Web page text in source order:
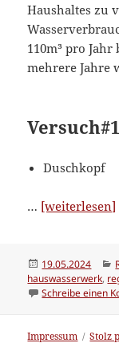
Haushaltes zu
110m³ pro
mehrere Jahre
Duschkopf
… [weiterlesen]
Veröffentlicht
am
19.05.2024
hauswasserwerk,
Schreibe einen
Impressum Stolz